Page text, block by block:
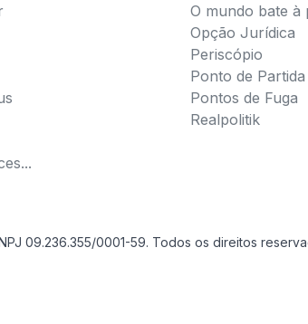
O mundo bate à
Opção Jurídica
Periscópio
Ponto de Partida
Pontos de Fuga
Realpolitik
09.236.355/0001-59. Todos os direitos